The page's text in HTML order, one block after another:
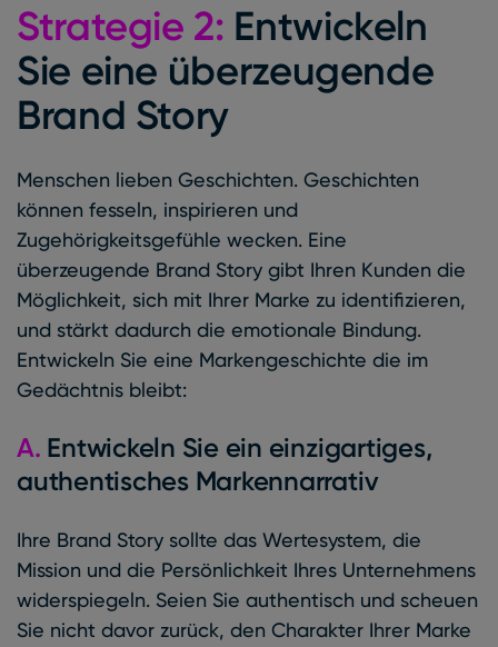
Strategie 2: Entwickeln
Sie eine überzeugende
Brand Story
Menschen lieben Geschichten. Geschichten
können fesseln, inspirieren und
Zugehörigkeitsgefühle wecken. Eine
überzeugende Brand Story gibt Ihren Kunden die
Möglichkeit, sich mit Ihrer Marke zu identifizieren,
und stärkt dadurch die emotionale Bindung.
Entwickeln Sie eine Markengeschichte die im
Gedächtnis bleibt:
A. Entwickeln Sie ein einzigartiges,
authentisches Markennarrativ
Ihre Brand Story sollte das Wertesystem, die
Mission und die Persönlichkeit Ihres Unternehmens
widerspiegeln. Seien Sie authentisch und scheuen
Sie nicht davor zurück, den Charakter Ihrer Marke